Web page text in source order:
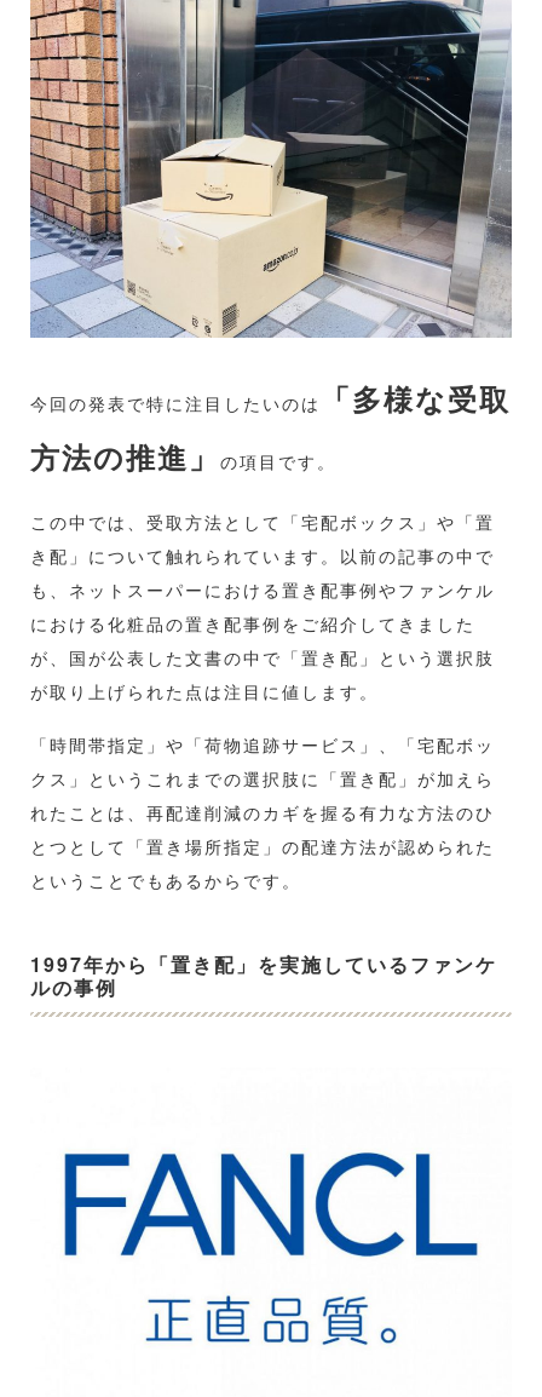
今回の発表で特に注目したいのは
「多様な受取
方法の推進」
の項目です。
この中では、受取方法として「宅配ボックス」や「置
き配」について触れられています。以前の記事の中で
も、ネットスーパーにおける置き配事例やファンケル
における化粧品の置き配事例をご紹介してきました
が、国が公表した文書の中で「置き配」という選択肢
が取り上げられた点は注目に値します。
「時間帯指定」や「荷物追跡サービス」、「宅配ボッ
クス」というこれまでの選択肢に「置き配」が加えら
れたことは、再配達削減のカギを握る有力な方法のひ
とつとして「置き場所指定」の配達方法が認められた
ということでもあるからです。
1997年から「置き配」を実施しているファンケ
ルの事例